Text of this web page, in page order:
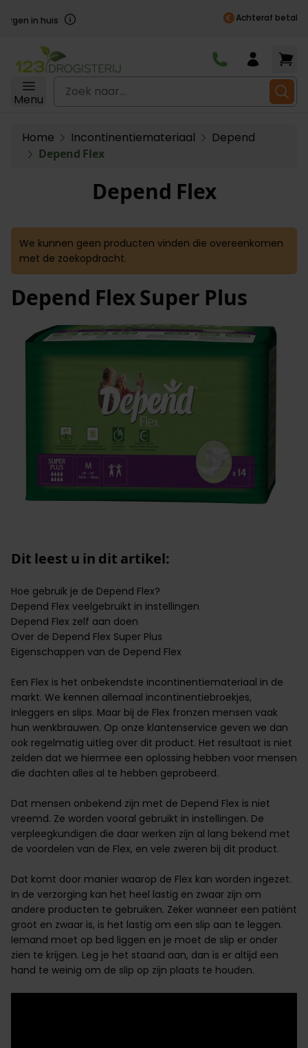
Ga naar de inhoud
Menu
Zoek naar...
Home Incontinentiemateriaal
Depend
Depend Flex
Depend Flex
We kunnen geen producten vinden die overeenkomen
met de zoekopdracht.
Depend Flex Super Plus
Dit leest u in dit artikel:
Hoe gebruik je de Depend Flex?
Depend Flex veelgebruikt in instellingen
Depend Flex zelf aan doen
Over de Depend Flex Super Plus
Eigenschappen van de Depend Flex
Een Flex is het onbekendste incontinentiemateriaal in de
markt. We kennen allemaal incontinentiebroekjes,
inleggers en slips. Maar bij de Flex fronzen mensen vaak
hun wenkbrauwen. Op onze klantenservice geven we dan
ook regelmatig uitleg over dit product. Het resultaat is niet
zelden dat we hiermee een oplossing hebben voor mensen
die dachten alles al te hebben geprobeerd.
Dat mensen onbekend zijn met de Depend Flex is niet
vreemd. Ze worden vooral gebruikt in instellingen. De
verpleegkundigen die daar werken zijn al lang bekend met
de voordelen van de Flex, en vele zweren bij dit product.
Dat komt door manier waarop de Flex kan worden ingezet.
In de verzorging kan het heel lastig en zwaar zijn om
andere producten te gebruiken. Zeker wanneer een patiënt
groot en zwaar is, is het lastig om een slip aan te leggen.
Iemand moet op bed liggen en je moet de slip er onder
zien te krijgen. Leg je het staand aan, dan is er altijd een
hand te weinig om de slip op zijn plaats te houden.